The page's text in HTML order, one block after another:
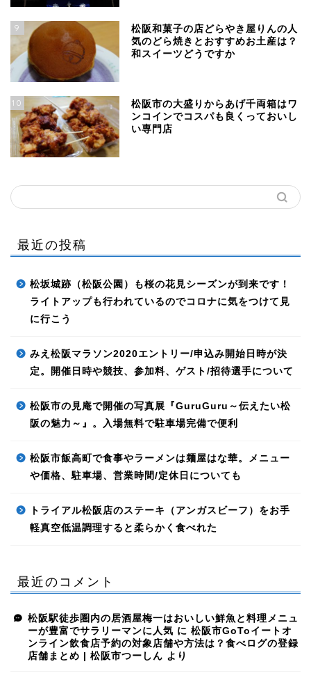
9
松阪和菓子の店どらやき屋りんの人
気のどら焼きとおすすめお土産は？
和スイーツどうですか
10
松阪市の大盛りからあげ千両箱はワ
ンコインでコスパも良くっておいし
い専門店
最近の投稿
松坂城跡（松阪公園）も桜の花見シーズンが到来です！
ライトアップも行われているのでコロナに気をつけて見
に行こう
みえ松阪マラソン2020エントリー/申込み開始日時が決
定。開催日時や競技、参加料、ゲスト/招待選手について
松阪市の見庵で開催の写真展『GuruGuru～伝えたい松
阪の魅力～』。入場無料で駐車場完備で便利
松阪市飯高町で食事やラーメンは麺屋はな華。メニュー
や価格、駐車場、営業時間/定休日についても
トライアル松阪店のステーキ（アンガスビーフ）をお手
軽真空低温調理すると柔らかく食べれた
最近のコメント
松阪駅徒歩圏内の居酒屋梅一はおいしい鮮魚と料理メニュ
ーが豊富でサラリーマンに人気 に 松阪市GoToイートオ
ンライン飲食店予約の対象店舗や方法は？食べログの登録
店舗まとめ | 松阪市つーしん より